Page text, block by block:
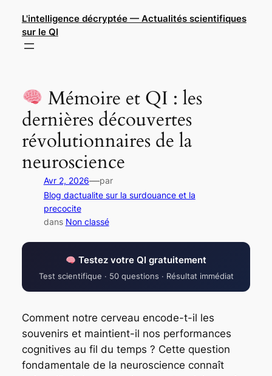
contenu
L'intelligence décryptée — Actualités scientifiques
sur le QI
Mémoire et QI : les
dernières découvertes
révolutionnaires de la
neuroscience
Avr 2, 2026—par
Blog dactualite sur la surdouance et la
precocite
dans Non classé
Testez votre QI gratuitement
Test scientifique · 50 questions · Résultat immédiat
Comment notre cerveau encode-t-il les
souvenirs et maintient-il nos performances
cognitives au fil du temps ? Cette question
fondamentale de la neuroscience connaît